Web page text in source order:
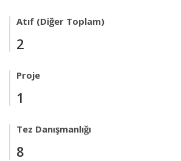
Atıf (Diğer Toplam)
2
Proje
1
Tez Danışmanlığı
8